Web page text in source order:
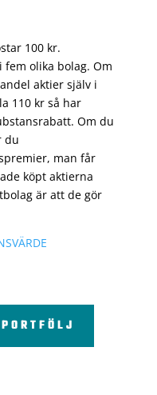
100 kr.
olika bolag. Om
aktier själv i
110 kr så har
Om du
du
man får
köpt aktierna
är att de gör